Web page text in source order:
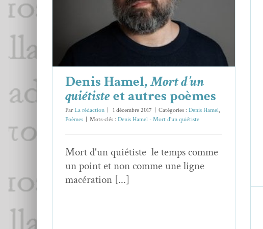
Denis Hamel Poèmes
Denis Hamel,Mort d’un
quiétisteet autres poèmes
ParLa rédaction 1 décembre 2017 Catégories : Denis Hamel,
Poèmes
Mots-clés : Denis Hamel - Mort d'un quiétiste
Mort d'un quiétiste le temps comme
un point et non comme une ligne
macération [...]